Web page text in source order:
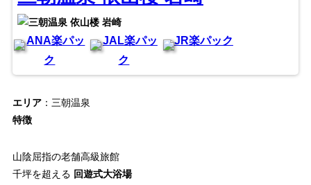
ANA楽パッ
ク
JAL楽パッ
ク
JR楽パック
エリア：三朝温泉
特徴
山陰屈指の老舗高級旅館
千坪を超える 回遊式大浴場